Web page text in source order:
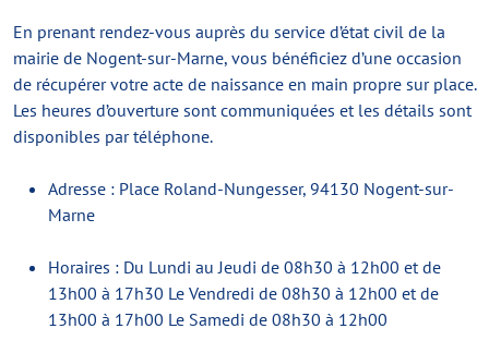
En prenant rendez-vous auprès du service d’état civil de la
mairie de Nogent-sur-Marne, vous bénéficiez d’une occasion
de récupérer votre acte de naissance en main propre sur place.
Les heures d’ouverture sont communiquées et les détails sont
disponibles par téléphone.
Adresse : Place Roland-Nungesser, 94130 Nogent-sur-
Marne
Horaires : Du Lundi au Jeudi de 08h30 à 12h00 et de
13h00 à 17h30 Le Vendredi de 08h30 à 12h00 et de
13h00 à 17h00 Le Samedi de 08h30 à 12h00